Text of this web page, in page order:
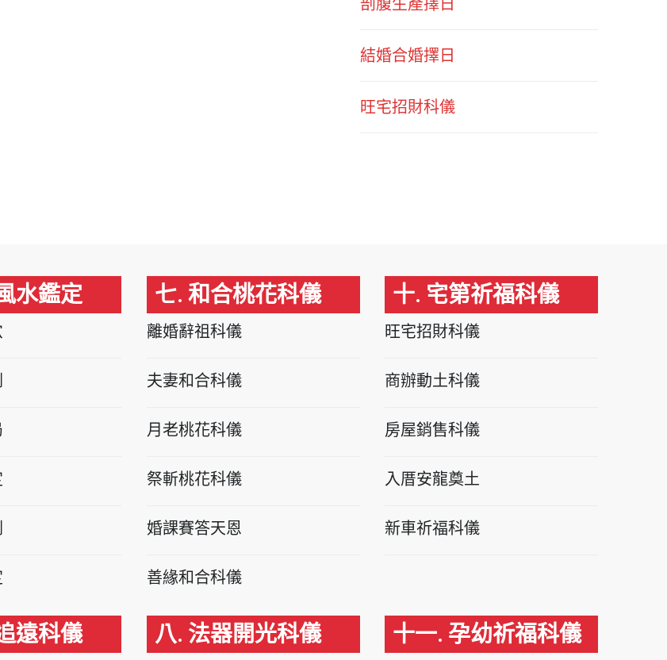
結婚合婚擇日
旺宅招財科儀
水鑑定
遠科儀
七. 和合桃花科儀
離婚辭祖科儀
夫妻和合科儀
月老桃花科儀
祭斬桃花科儀
婚課賽答天恩
善緣和合科儀
八. 法器開光科儀
十. 宅第祈福科儀
旺宅招財科儀
商辦動土科儀
房屋銷售科儀
入厝安龍奠土
新車祈福科儀
十一. 孕幼祈福科儀